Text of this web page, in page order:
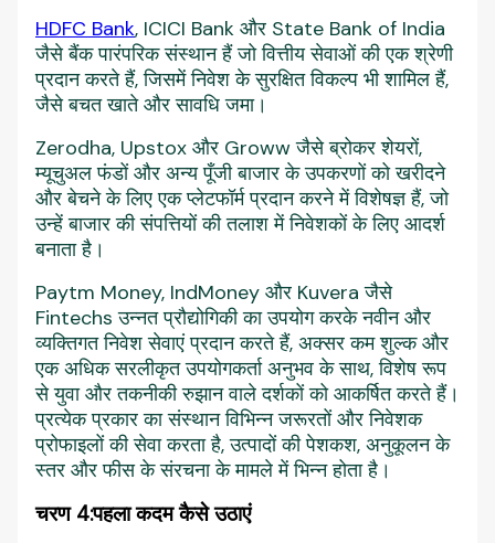
HDFC Bank, ICICI Bank और State Bank of India
जैसे बैंक पारंपरिक संस्थान हैं जो वित्तीय सेवाओं की एक श्रेणी
प्रदान करते हैं, जिसमें निवेश के सुरक्षित विकल्प भी शामिल हैं,
जैसे बचत खाते और सावधि जमा।
Zerodha, Upstox और Groww जैसे ब्रोकर शेयरों,
म्यूचुअल फंडों और अन्य पूँजी बाजार के उपकरणों को खरीदने
और बेचने के लिए एक प्लेटफॉर्म प्रदान करने में विशेषज्ञ हैं, जो
उन्हें बाजार की संपत्तियों की तलाश में निवेशकों के लिए आदर्श
बनाता है।
Paytm Money, IndMoney और Kuvera जैसे
Fintechs उन्नत प्रौद्योगिकी का उपयोग करके नवीन और
व्यक्तिगत निवेश सेवाएं प्रदान करते हैं, अक्सर कम शुल्क और
एक अधिक सरलीकृत उपयोगकर्ता अनुभव के साथ, विशेष रूप
से युवा और तकनीकी रुझान वाले दर्शकों को आकर्षित करते हैं।
प्रत्येक प्रकार का संस्थान विभिन्न जरूरतों और निवेशक
प्रोफाइलों की सेवा करता है, उत्पादों की पेशकश, अनुकूलन के
स्तर और फीस के संरचना के मामले में भिन्न होता है।
चरण 4:पहला कदम कैसे उठाएं